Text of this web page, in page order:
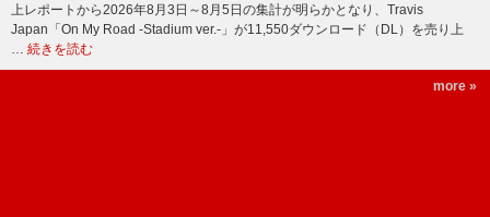
上レポートから2026年8月3日～8月5日の集計が明らかとなり、Travis
Japan「On My Road -Stadium ver.-」が11,550ダウンロード（DL）を売り上
… 続きを読む
more »